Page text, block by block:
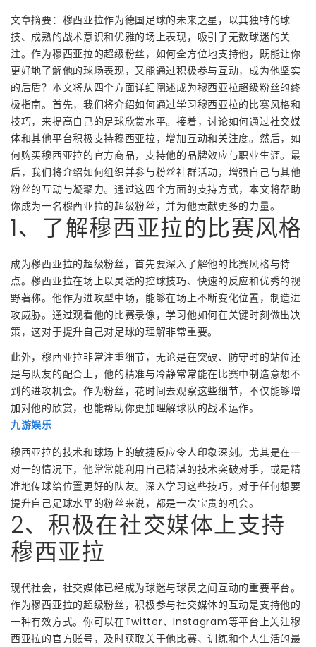
文章摘要：穆西亚拉作为德国足球的未来之星，以其独特的球
技、成熟的战术意识和优雅的场上表现，吸引了无数球迷的关
注。作为穆西亚拉的超级粉丝，如何全方位地支持他，既能让你
更好地了解他的球场表现，又能通过积极参与互动，成为他坚实
的后盾？本文将从四个方面详细阐述成为穆西亚拉超级粉丝的终
极指南。首先，我们将介绍如何通过学习穆西亚拉的比赛风格和
技巧，来提高自己的足球欣赏水平。接着，讨论如何通过社交媒
体和其他平台积极支持穆西亚拉，增加互动和关注度。然后，如
何购买穆西亚拉的官方商品，支持他的品牌效应与职业生涯。最
后，我们将介绍如何组织并参与粉丝社群活动，增强自己与其他
粉丝的互动与凝聚力。通过这四个方面的支持方式，本文将帮助
你成为一名穆西亚拉的超级粉丝，并为他贡献更多的力量。
1、了解穆西亚拉的比赛风格
成为穆西亚拉的超级粉丝，首先要深入了解他的比赛风格与特
点。穆西亚拉在场上以灵活的控球技巧、快速的反应和优秀的视
野著称。他作为进攻型中场，能够在场上不断变化位置，制造进
攻威胁。通过观看他的比赛录像，学习他如何在关键时刻做出决
策，这对于提升自己对足球的理解非常重要。
此外，穆西亚拉非常注重细节，无论是在突破、防守时的站位还
是与队友的配合上，他的精准与冷静常常能在比赛中制造意想不
到的进攻机会。作为粉丝，花时间去观察这些细节，不仅能够增
加对他的欣赏，也能帮助你更加理解球队的战术运作。
九游娱乐
穆西亚拉的技术和球场上的敏捷反应令人印象深刻。尤其是在一
对一的情况下，他常常能利用自己精湛的技术突破对手，或是精
准地传球给位置更好的队友。深入学习这些技巧，对于任何想要
提升自己足球水平的粉丝来说，都是一次宝贵的机会。
2、积极在社交媒体上支持
穆西亚拉
现代社会，社交媒体已经成为球迷与球员之间互动的重要平台。
作为穆西亚拉的超级粉丝，积极参与社交媒体的互动是支持他的
一种有效方式。你可以在Twitter、Instagram等平台上关注穆
西亚拉的官方账号，及时获取关于他比赛、训练和个人生活的最